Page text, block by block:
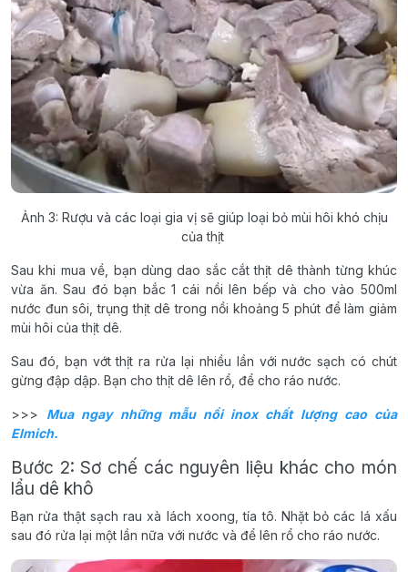
Ảnh 3: Rượu và các loại gia vị sẽ giúp loại bỏ mùi hôi khó chịu
của thịt
Sau khi mua về, bạn dùng dao sắc cắt thịt dê thành từng khúc
vừa ăn. Sau đó bạn bắc 1 cái nồi lên bếp và cho vào 500ml
nước đun sôi, trụng thịt dê trong nồi khoảng 5 phút để làm giảm
mùi hôi của thịt dê.
Sau đó, bạn vớt thịt ra rửa lại nhiều lần với nước sạch có chút
gừng đập dập. Bạn cho thịt dê lên rổ, để cho ráo nước.
>>> Mua ngay những mẫu nồi inox chất lượng cao của
Elmich.
Bước 2: Sơ chế các nguyên liệu khác cho món
lẩu dê khô
Bạn rửa thật sạch rau xà lách xoong, tía tô. Nhặt bỏ các lá xấu
sau đó rửa lại một lần nữa với nước và để lên rổ cho ráo nước.